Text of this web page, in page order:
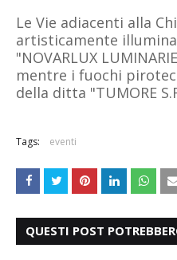
Le Vie adiacenti alla
artisticamente
"NOVARLUX
mentre i fuochi
della ditta "TUMORE
Tags: eventi
QUESTI POST